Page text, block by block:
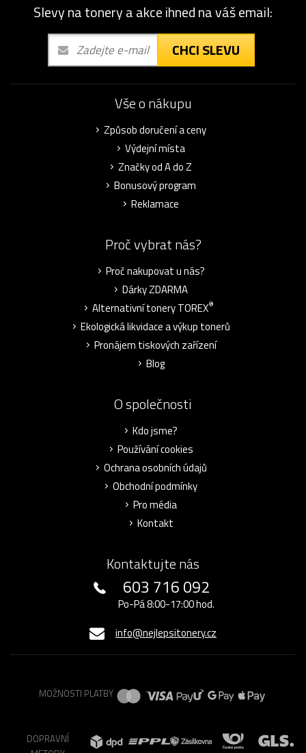
Slevy na tonery a akce ihned na váš email:
CHCI SLEVU
Vše o nákupu
Způsob doručení a ceny
Výdejní místa
Značky od A do Z
Bonusový program
Reklamace
Proč vybrat nás?
Proč nakupovat u nás?
Dárky ZDARMA
Alternativní tonery TOREX®
Ekologická likvidace a výkup tonerů
Pronájem tiskových zařízení
Blog
O společnosti
Kdo jsme?
Používání cookies
Ochrana osobních údajů
Obchodní podmínky
Pro média
Kontakt
Kontaktujte nás
603 716 092
Po-Pá 8:00-17:00 hod.
info@nejlepsitonery.cz
MOŽNOSTI PLATBY
DOPRAVNÍ